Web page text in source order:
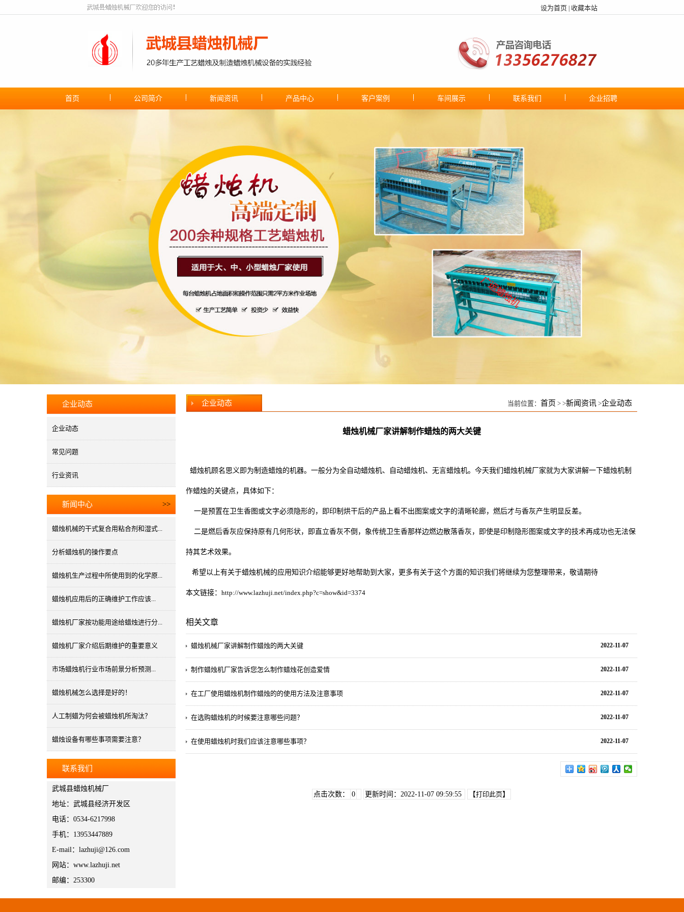
设为首页 收藏本站
首页 公司简介 新闻资讯 产品中心 客户案例 车间展示 联系我们 企业招聘
企业动态
企业动态
常见问题
行业资讯
新闻中心 >>
蜡烛机械的干式复合用粘合剂和湿式...
分析蜡烛机的操作要点
蜡烛机生产过程中所使用到的化学原...
蜡烛机应用后的正确维护工作应该...
蜡烛机厂家按功能用途给蜡烛进行分...
蜡烛机厂家介绍后期维护的重要意义
市场蜡烛机行业市场前景分析预测...
蜡烛机械怎么选择是好的！
人工制蜡为何会被蜡烛机所淘汰？
蜡烛设备有哪些事项需要注意？
联系我们
武城县蜡烛机械厂
地址：武城县经济开发区
电话：0534-6217998
手机：13953447889
E-mail：lazhuji@126.com
网站：www.lazhuji.net
邮编：253300
当前位置： 首页 > >新闻资讯 >企业动态
企业动态
蜡烛机械厂家讲解制作蜡烛的两大关键
蜡烛机顾名思义即为制造蜡烛的机器。一般分为全自动蜡烛机、自动蜡烛机、无言蜡烛机。今天我们蜡烛机械厂家就为大家讲解一下蜡烛机制
作蜡烛的关键点，具体如下：
一是预置在卫生香图或文字必须隐形的，即印制烘干后的产品上看不出图案或文字的清晰轮廊，燃后才与香灰产生明显反差。
二是燃后香灰应保持原有几何形状，即直立香灰不倒，象传统卫生香那样边燃边散落香灰，即使是印制隐形图案或文字的技术再成功也无法保
持其艺术效果。
希望以上有关于蜡烛机械的应用知识介绍能够更好地帮助到大家，更多有关于这个方面的知识我们将继续为您整理带来，敬请期待
本文链接： http://www.lazhuji.net/index.php?c=show&id=3374
相关文章
2022-11-07
蜡烛机械厂家讲解制作蜡烛的两大关键
2022-11-07
制作蜡烛机厂家告诉您怎么制作蜡烛花创造爱情
2022-11-07
在工厂使用蜡烛机制作蜡烛的的使用方法及注意事项
2022-11-07
在选购蜡烛机的时候要注意哪些问题？
2022-11-07
在使用蜡烛机时我们应该注意哪些事项？
点击次数： 0 更新时间：2022-11-07 09:59:55 【打印此页】